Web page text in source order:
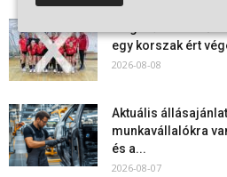
Megszűnt a
egy korszak ért
2026-08-08
Aktuális
munkavállalókra
és a...
2026-08-07